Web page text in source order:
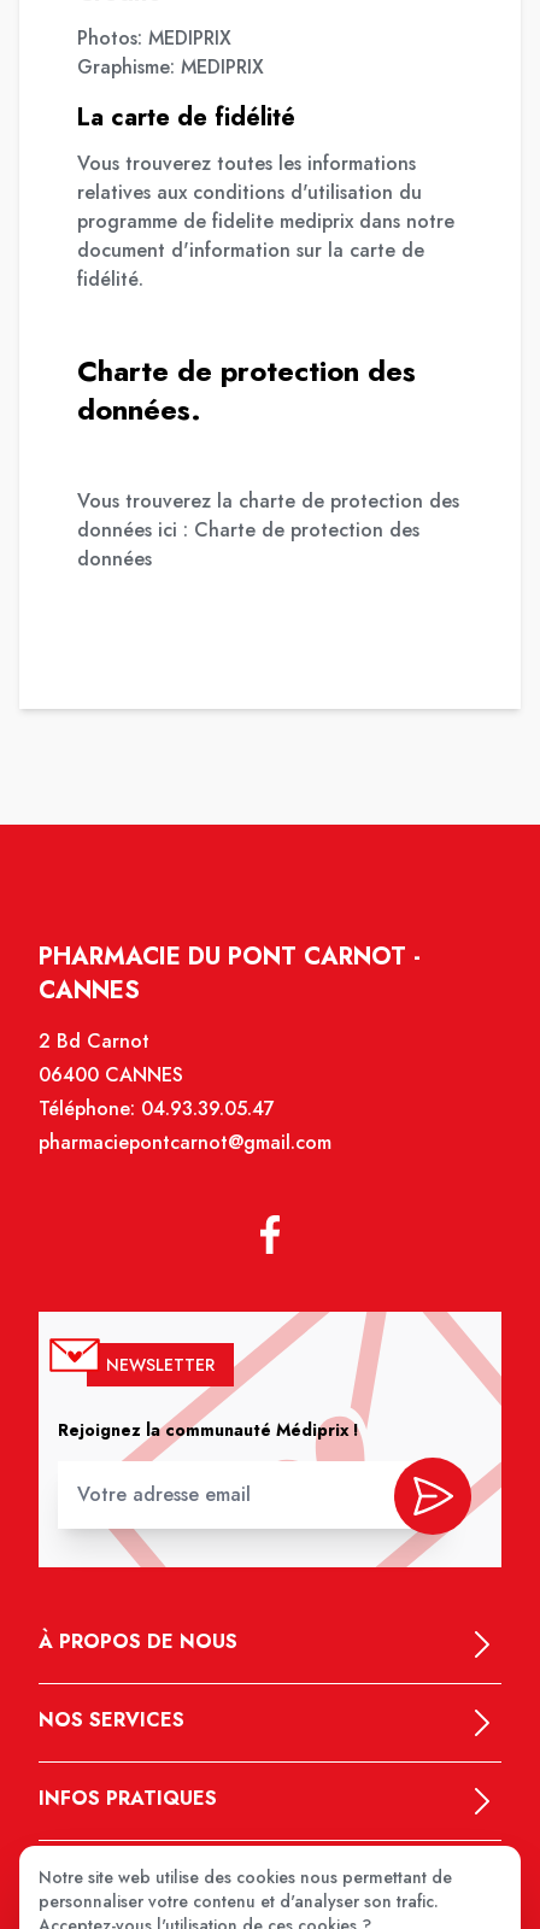
Photos: MEDIPRIX
Graphisme: MEDIPRIX
La carte de fidélité
Vous trouverez toutes les informations
relatives aux conditions d'utilisation du
programme de fidelite mediprix dans notre
document d'information sur la carte de
fidélité.
Charte de protection des
données.
Vous trouverez la charte de protection des
données ici : Charte de protection des
données
PHARMACIE DU PONT CARNOT -
CANNES
2 Bd Carnot
06400 CANNES
Téléphone: 04.93.39.05.47
pharmaciepontcarnot@gmail.com
NEWSLETTER
Rejoignez la communauté Médiprix !
À PROPOS DE NOUS
NOS SERVICES
INFOS PRATIQUES
Notre site web utilise des cookies nous permettant de
personnaliser votre contenu et d'analyser son trafic.